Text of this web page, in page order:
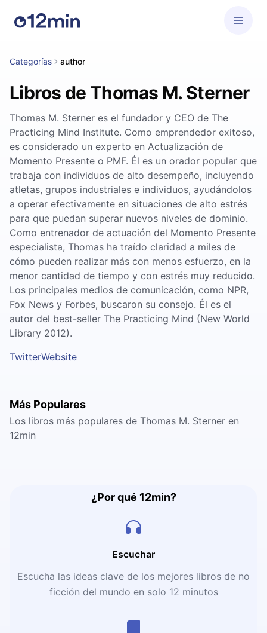
Categorías author
Libros de Thomas M. Sterner
Thomas M. Sterner es el fundador y CEO de The
Practicing Mind Institute. Como emprendedor exitoso,
es considerado un experto en Actualización de
Momento Presente o PMF. Él es un orador popular que
trabaja con individuos de alto desempeño, incluyendo
atletas, grupos industriales e individuos, ayudándolos
a operar efectivamente en situaciones de alto estrés
para que puedan superar nuevos niveles de dominio.
Como entrenador de actuación del Momento Presente
especialista, Thomas ha traído claridad a miles de
cómo pueden realizar más con menos esfuerzo, en la
menor cantidad de tiempo y con estrés muy reducido.
Los principales medios de comunicación, como NPR,
Fox News y Forbes, buscaron su consejo. Él es el
autor del best-seller The Practicing Mind (New World
Library 2012).
TwitterWebsite
Más Populares
Los libros más populares de Thomas M. Sterner en
12min
¿Por qué 12min?
Escuchar
Escucha las ideas clave de los mejores libros de no
ficción del mundo en solo 12 minutos